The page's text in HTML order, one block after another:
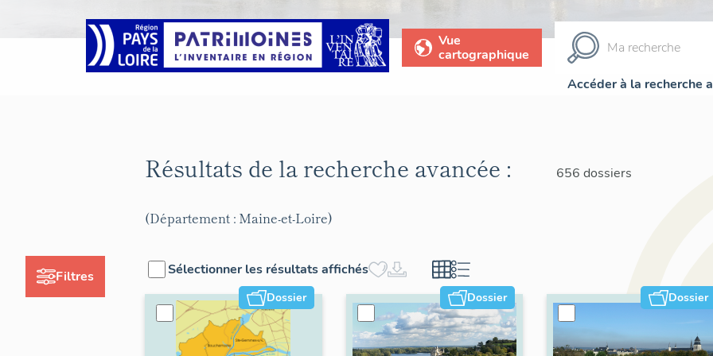
Vue
cartographique
Accéder à la recherche
Filtres
Résultats de la recherche avancée : 656 dossiers
(Département : Maine-et-Loire)
Sélectionner les résultats affichés
Dossier Dossier Dossier